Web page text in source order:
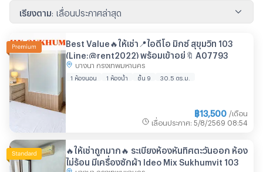
เรียงตาม เลื่อนประกาศล่าสุด
Best Value🔥ให้เช่า📍ไอดีโอ มิกซ์ สุขุมวิท 103
(Line:@rent2022) พร้อมเข้าอยู่🔖 A07793
บางนา กรุงเทพมหานคร
1 ห้องนอน 1 ห้องน้ำ ชั้น 9 30.5 ตร.ม.
฿13,500 /เดือน
เลื่อนประกาศ : 5/8/2569 08:54
🔥ให้เช่าถูกมาก🔥 ระเบียงห้องหันทิศตะวันออก ห้อง
ไม่ร้อน มีเครื่องซักผ้า Ideo Mix Sukhumvit 103